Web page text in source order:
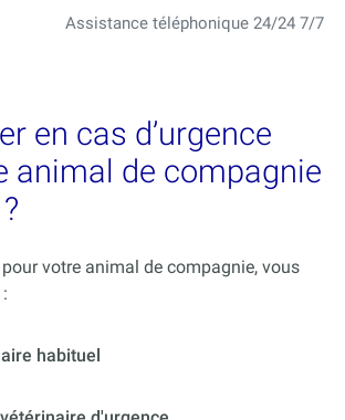
Assistance téléphonique 24/24 7/7
en cas d’urgence
animal de compagnie
votre animal de compagnie, vous
habituel